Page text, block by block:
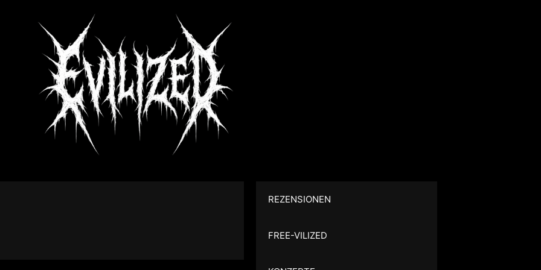
REZENSIONEN
FREE-VILIZED